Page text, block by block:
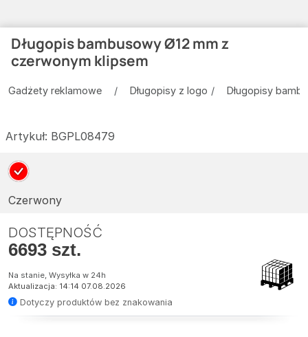
Długopis bambusowy Ø12 mm z
czerwonym klipsem
Gadżety reklamowe Długopisy z logo Długopisy
Artykuł: BGPL08479
Czerwony
DOSTĘPNOŚĆ
6693 szt.
Na stanie, Wysyłka w 24h
Aktualizacja: 14:14 07.08.2026
Dotyczy produktów bez znakowania